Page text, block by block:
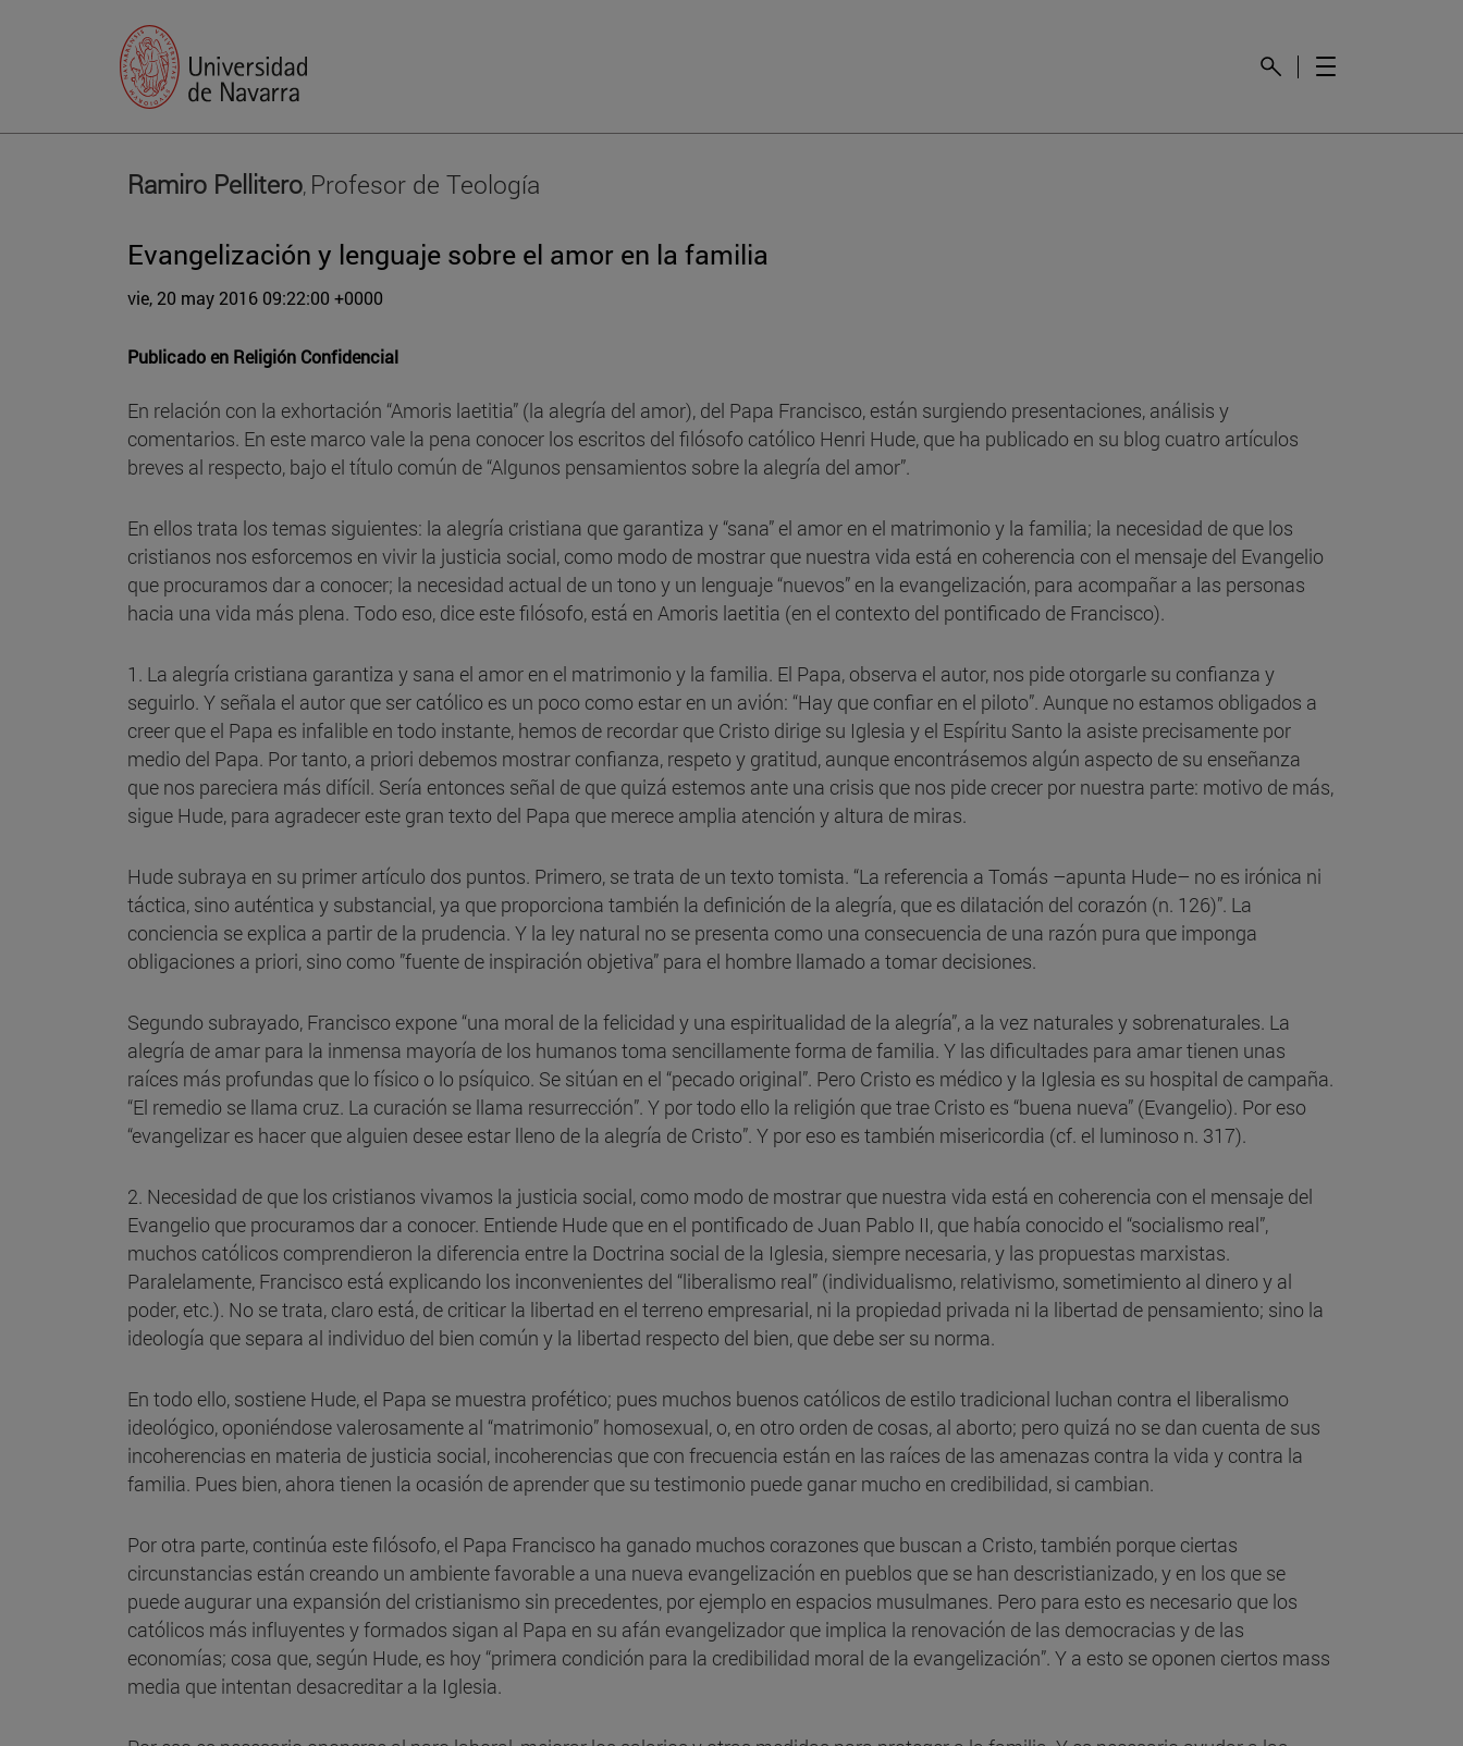
Ramiro Pellitero, Profesor de Teología
Evangelización y lenguaje sobre el amor en la familia
vie, 20 may 2016 09:22:00 +0000
Publicado en Religión Confidencial​
En relación con la exhortación “Amoris laetitia” (la alegría del amor), del Papa Francisco, están surgiendo presentaciones, análisis y
comentarios. En este marco vale la pena conocer los escritos del filósofo católico Henri Hude, que ha publicado en su blog cuatro artículos
breves al respecto, bajo el título común de “Algunos pensamientos sobre la alegría del amor”.
En ellos trata los temas siguientes: la alegría cristiana que garantiza y “sana” el amor en el matrimonio y la familia; la necesidad de que los
cristianos nos esforcemos en vivir la justicia social, como modo de mostrar que nuestra vida está en coherencia con el mensaje del Evangelio
que procuramos dar a conocer; la necesidad actual de un tono y un lenguaje “nuevos” en la evangelización, para acompañar a las personas
hacia una vida más plena. Todo eso, dice este filósofo, está en Amoris laetitia (en el contexto del pontificado de Francisco).
1. La alegría cristiana garantiza y sana el amor en el matrimonio y la familia. El Papa, observa el autor, nos pide otorgarle su confianza y
seguirlo. Y señala el autor que ser católico es un poco como estar en un avión: “Hay que confiar en el piloto”. Aunque no estamos obligados a
creer que el Papa es infalible en todo instante, hemos de recordar que Cristo dirige su Iglesia y el Espíritu Santo la asiste precisamente por
medio del Papa. Por tanto, a priori debemos mostrar confianza, respeto y gratitud, aunque encontrásemos algún aspecto de su enseñanza
que nos pareciera más difícil. Sería entonces señal de que quizá estemos ante una crisis que nos pide crecer por nuestra parte: motivo de más,
sigue Hude, para agradecer este gran texto del Papa que merece amplia atención y altura de miras.
Hude subraya en su primer artículo dos puntos. Primero, se trata de un texto tomista. “La referencia a Tomás –apunta Hude– no es irónica ni
táctica, sino auténtica y substancial, ya que proporciona también la definición de la alegría, que es dilatación del corazón (n. 126)”. La
conciencia se explica a partir de la prudencia. Y la ley natural no se presenta como una consecuencia de una razón pura que imponga
obligaciones a priori, sino como ”fuente de inspiración objetiva” para el hombre llamado a tomar decisiones.
Segundo subrayado, Francisco expone “una moral de la felicidad y una espiritualidad de la alegría”, a la vez naturales y sobrenaturales. La
alegría de amar para la inmensa mayoría de los humanos toma sencillamente forma de familia. Y las dificultades para amar tienen unas
raíces más profundas que lo físico o lo psíquico. Se sitúan en el “pecado original”. Pero Cristo es médico y la Iglesia es su hospital de campaña.
“El remedio se llama cruz. La curación se llama resurrección”. Y por todo ello la religión que trae Cristo es “buena nueva” (Evangelio). Por eso
“evangelizar es hacer que alguien desee estar lleno de la alegría de Cristo”. Y por eso es también misericordia (cf. el luminoso n. 317).
2. Necesidad de que los cristianos vivamos la justicia social, como modo de mostrar que nuestra vida está en coherencia con el mensaje del
Evangelio que procuramos dar a conocer. Entiende Hude que en el pontificado de Juan Pablo II, que había conocido el “socialismo real”,
muchos católicos comprendieron la diferencia entre la Doctrina social de la Iglesia, siempre necesaria, y las propuestas marxistas.
Paralelamente, Francisco está explicando los inconvenientes del “liberalismo real” (individualismo, relativismo, sometimiento al dinero y al
poder, etc.). No se trata, claro está, de criticar la libertad en el terreno empresarial, ni la propiedad privada ni la libertad de pensamiento; sino la
ideología que separa al individuo del bien común y la libertad respecto del bien, que debe ser su norma.
En todo ello, sostiene Hude, el Papa se muestra profético; pues muchos buenos católicos de estilo tradicional luchan contra el liberalismo
ideológico, oponiéndose valerosamente al “matrimonio” homosexual, o, en otro orden de cosas, al aborto; pero quizá no se dan cuenta de sus
incoherencias en materia de justicia social, incoherencias que con frecuencia están en las raíces de las amenazas contra la vida y contra la
familia. Pues bien, ahora tienen la ocasión de aprender que su testimonio puede ganar mucho en credibilidad, si cambian.
Por otra parte, continúa este filósofo, el Papa Francisco ha ganado muchos corazones que buscan a Cristo, también porque ciertas
circunstancias están creando un ambiente favorable a una nueva evangelización en pueblos que se han descristianizado, y en los que se
puede augurar una expansión del cristianismo sin precedentes, por ejemplo en espacios musulmanes. Pero para esto es necesario que los
católicos más influyentes y formados sigan al Papa en su afán evangelizador que implica la renovación de las democracias y de las
economías; cosa que, según Hude, es hoy “primera condición para la credibilidad moral de la evangelización”. Y a esto se oponen ciertos mass
media que intentan desacreditar a la Iglesia.